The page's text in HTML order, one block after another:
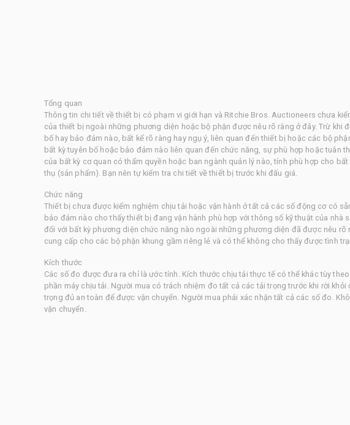
Tổng quan
Thông tin chi tiết về thiết bị có phạm vi giới hạn và Ritchie Bros. Auctioneers chưa
của thiết bị ngoài những phương diện hoặc bộ phận được nêu rõ ràng ở đây. Trừ khi
bố hay bảo đảm nào, bất kể rõ ràng hay ngụ ý, liên quan đến thiết bị hoặc các bộ
bất kỳ tuyên bố hoặc bảo đảm nào liên quan đến chức năng, sự phù hợp hoặc tuân
của bất kỳ cơ quan có thẩm quyền hoặc ban ngành quản lý nào, tính phù hợp cho
thụ (sản phẩm). Bạn nên tự kiểm tra chi tiết về thiết bị trước khi đấu giá.
Chức năng
Thiết bị chưa được kiểm nghiệm chịu tải hoặc vận hành ở tất cả các số động cơ có
bảo đảm nào cho thấy thiết bị đang vận hành phù hợp với thông số kỹ thuật của nhà
đối với bất kỳ phương diện chức năng nào ngoài những phương diện đã được nêu rõ
cung cấp cho các bộ phận khung gầm riêng lẻ và có thể không cho thấy được tình
Kích thước
Các số đo được đưa ra chỉ là ước tính. Kích thước chịu tải thực tế có thể khác tùy
phần máy chịu tải. Người mua có trách nhiệm đo tất cả các tải trọng trước khi rời
trọng đủ an toàn để được vận chuyển. Người mua phải xác nhận tất cả các số đo.
vận chuyển.